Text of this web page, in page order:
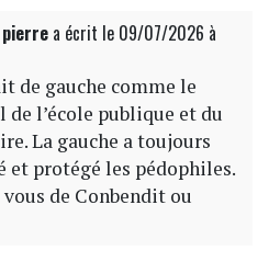
pierrea écrit le 09/07/2026 à
de gauche comme le
de l’école publique et du
La gauche a toujours
et protégé les pédophiles.
de Conbendit ou